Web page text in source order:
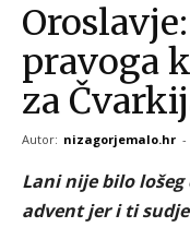
pravoga
za
Autor: nizagorjemalo.hr -
Lani nije bilo lošeg
advent jer i ti